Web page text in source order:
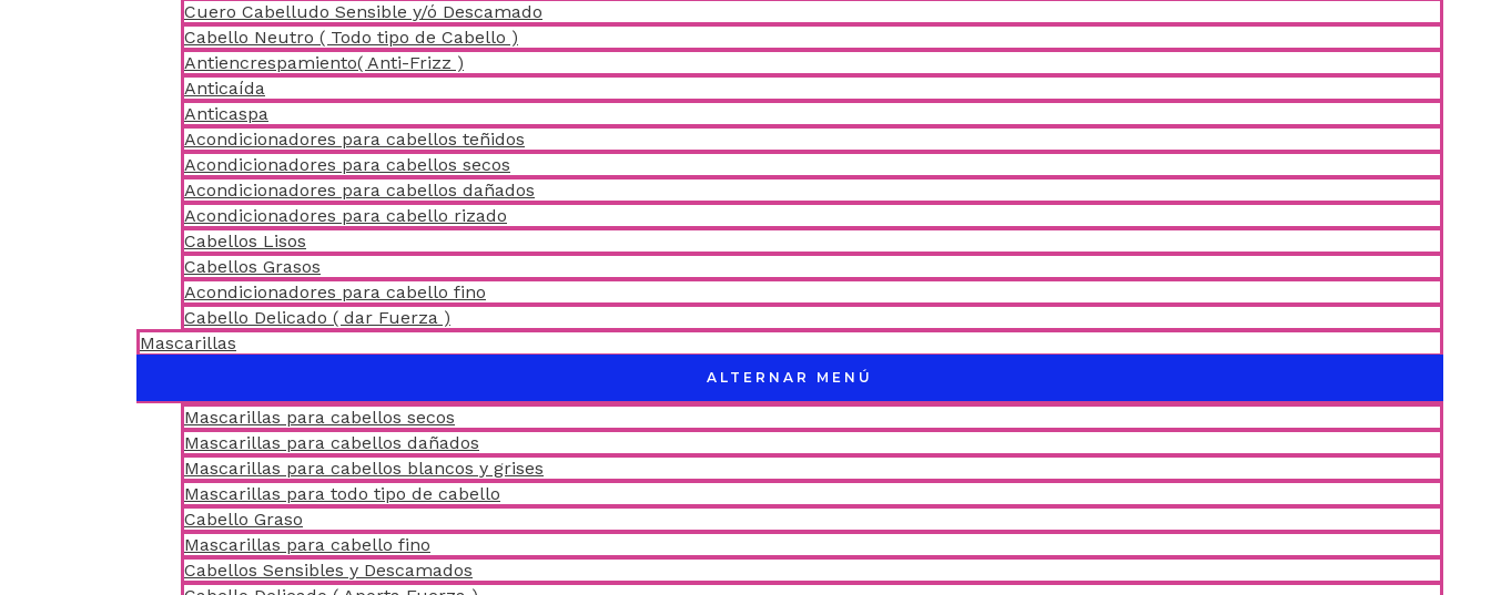
Cuero Cabelludo Sensible y/ó Descamado
Cabello Neutro ( Todo tipo de Cabello )
Antiencrespamiento( Anti-Frizz )
Anticaída
Anticaspa
Acondicionadores para cabellos teñidos
Acondicionadores para cabellos secos
Acondicionadores para cabellos dañados
Acondicionadores para cabello rizado
Cabellos Lisos
Cabellos Grasos
Acondicionadores para cabello fino
Cabello Delicado ( dar Fuerza )
Mascarillas
ALTERNAR MENÚ
Mascarillas para cabellos secos
Mascarillas para cabellos dañados
Mascarillas para cabellos blancos y grises
Mascarillas para todo tipo de cabello
Cabello Graso
Mascarillas para cabello fino
Cabellos Sensibles y Descamados